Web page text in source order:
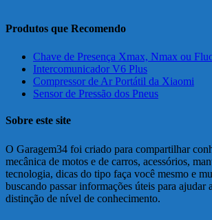
Produtos que Recomendo
Chave de Presença Xmax, Nmax ou
Intercomunicador V6 Plus
Compressor de Ar Portátil da Xiaomi
Sensor de Pressão dos Pneus
Sobre este site
O Garagem34 foi criado para compartilhar
mecânica de motos e de carros, acessórios,
tecnologia, dicas do tipo faça você mesmo e
buscando passar informações úteis para ajudar
distinção de nível de conhecimento.